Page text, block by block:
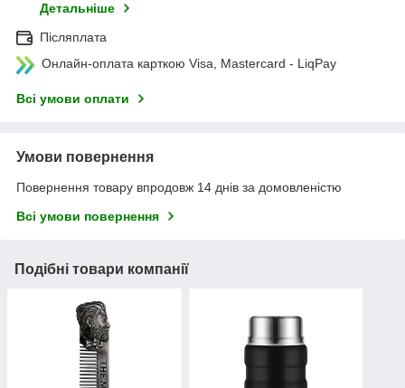
Детальніше
Післяплата
Онлайн-оплата карткою Visa, Mastercard - LiqPay
Всі умови оплати
Умови повернення
Повернення товару впродовж 14 днів за домовленістю
Всі умови повернення
Подібні товари компанії